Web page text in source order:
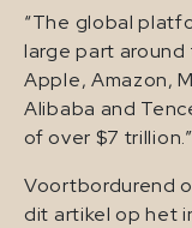
“The global
large part around
Apple, Amazon,
Alibaba and
of over $7 trillion.”
Voortbordurend
dit artikel op het